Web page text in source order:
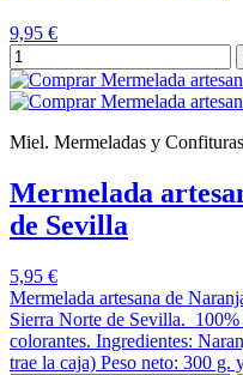
9,95 €
Miel. Mermeladas y Confituras
Mermelada
de Sevilla
5,95 €
Mermelada artesana de
Sierra Norte de Sevilla. 100%
colorantes. Ingredientes:
trae la caja) Peso neto: 300 g.